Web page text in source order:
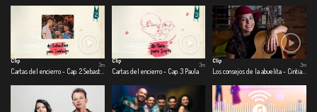
Clip
3m
Clip
Cartas del encierro - Cap. 3 Paula
3m
Clip
3m